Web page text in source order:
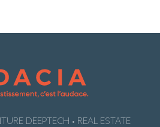
DEEPTECH • REAL ESTATE